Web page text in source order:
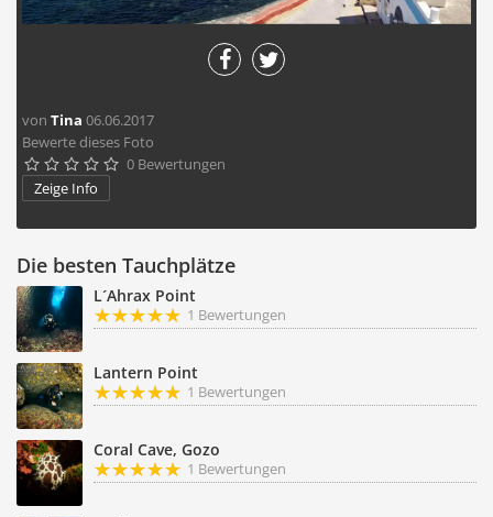
von Tina 06.06.2017
Bewerte dieses Foto
     0 Bewertungen
Zeige Info
Die besten Tauchplätze
L´Ahrax Point
1 Bewertungen
Lantern Point
1 Bewertungen
Coral Cave, Gozo
1 Bewertungen